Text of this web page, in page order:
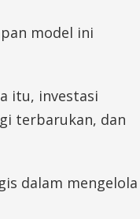
model ini
itu, investasi
terbarukan, dan
dalam mengelola